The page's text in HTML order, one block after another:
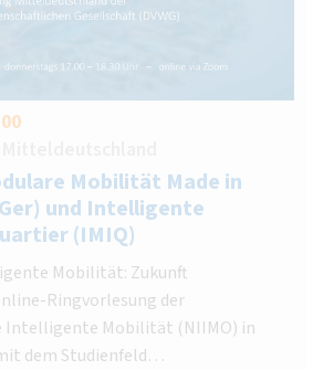
Mobilität Made in
und Intelligente
(IMIQ)
Mobilität: Zukunft
Ringvorlesung der
Mobilität (NIIMO) in
dem Studienfeld…